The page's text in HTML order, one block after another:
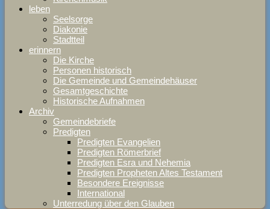
leben
Seelsorge
Diakonie
Stadtteil
erinnern
Die Kirche
Personen historisch
Die Gemeinde und Gemeindehäuser
Gesamtgeschichte
Historische Aufnahmen
Archiv
Gemeindebriefe
Predigten
Predigten Evangelien
Predigten Römerbrief
Predigten Esra und Nehemia
Predigten Propheten Altes Testament
Besondere Ereignisse
International
Unterredung über den Glauben